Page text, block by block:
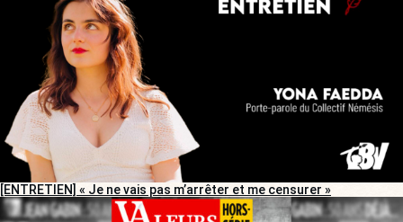
[ENTRETIEN] « Je ne vais pas m’arrêter et me censurer »